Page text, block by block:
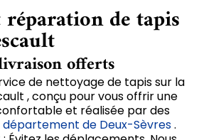
de tapis
offerts
de nettoyage de tapis sur la
, conçu pour vous offrir une
et réalisée par des
département de Deux-Sèvres.